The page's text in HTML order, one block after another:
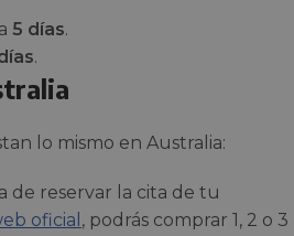
5 días.
.
lo mismo en Australia:
de reservar la cita de tu
oficial , podrás comprar 1, 2 o 3